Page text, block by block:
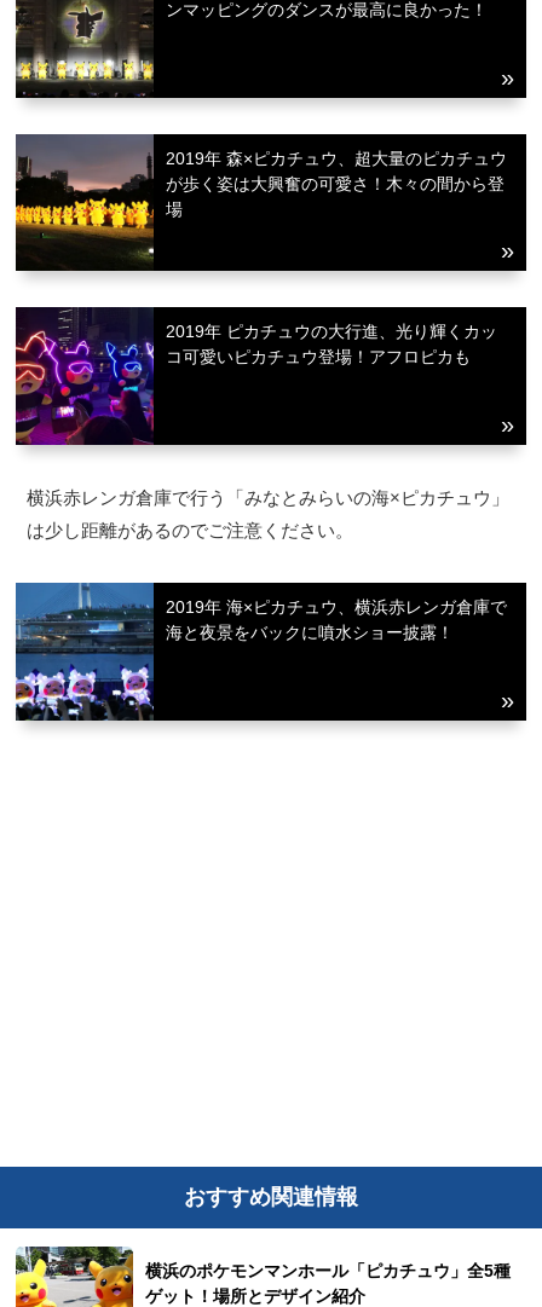
ンマッピングのダンスが最高に良かった！
2019年 森×ピカチュウ、超大量のピカチュウ
が歩く姿は大興奮の可愛さ！木々の間から登
場
2019年 ピカチュウの大行進、光り輝くカッ
コ可愛いピカチュウ登場！アフロピカも
横浜赤レンガ倉庫で行う「みなとみらいの海×ピカチュウ」
は少し距離があるのでご注意ください。
2019年 海×ピカチュウ、横浜赤レンガ倉庫で
海と夜景をバックに噴水ショー披露！
おすすめ関連情報
横浜のポケモンマンホール「ピカチュウ」全5種
ゲット！場所とデザイン紹介